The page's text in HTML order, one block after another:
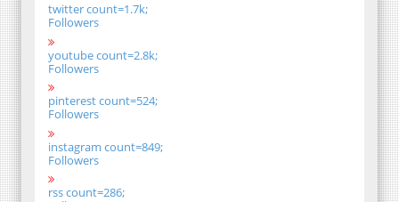
twitter count=1.7k;
Followers
youtube count=2.8k;
Followers
pinterest count=524;
Followers
instagram count=849;
Followers
rss count=286;